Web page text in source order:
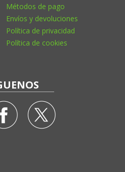
Métodos de pago
Envíos y devoluciones
Política de privacidad
Política de cookies